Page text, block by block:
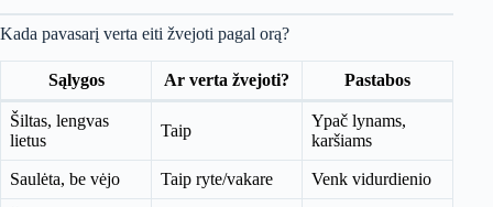
Kada pavasarį verta eiti žvejoti pagal orą?
Sąlygos Ar verta žvejoti? Pastabos
Šiltas, lengvas
lietus
Taip
Ypač lynams,
karšiams
Saulėta, be vėjo Taip ryte/vakare Venk vidurdienio